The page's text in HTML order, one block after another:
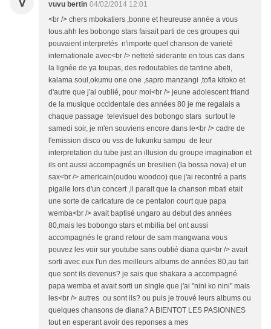
vuvu bertin 04/02/2014 12:01
<br /> chers mbokatiers ,bonne et heureuse année a vous
tous.ahh les bobongo stars faisait parti de ces groupes qui
pouvaient interpretés n'importe quel chanson de varieté
internationale avec<br /> netteté siderante en tous cas dans
la lignée de ya toupas, des redoutables de tantine abeti,
kalama soul,okumu one one ,sapro manzangi ,tofla kitoko et
d'autre que j'ai oublié, pour moi<br /> jeune adolescent friand
de la musique occidentale des années 80 je me regalais a
chaque passage televisuel des bobongo stars surtout le
samedi soir, je m'en souviens encore dans le<br /> cadre de
l'emission disco ou vss de lukunku sampu de leur
interpretation du tube just an illusion du groupe imagination et
ils ont aussi accompagnés un bresilien (la bossa nova) et un
sax<br /> americain(oudou woodoo) que j'ai recontré a paris
pigalle lors d'un concert ,il parait que la chanson mbati etait
une sorte de caricature de ce pentalon court que papa
wemba<br /> avait baptisé ungaro au debut des années
80,mais les bobongo stars et mbilia bel ont aussi
accompagnés le grand retour de sam mangwana vous
pouvez les voir sur youtube sans oublié diana qui<br /> avait
sorti avec eux l'un des meilleurs albums de années 80,au fait
que sont ils devenus? je sais que shakara a accompagné
papa wemba et avait sorti un single que j'ai "nini ko nini" mais
les<br /> autres ou sont ils? ou puis je trouvé leurs albums ou
quelques chansons de diana? A BIENTOT LES PASIONNES
tout en esperant avoir des reponses a mes